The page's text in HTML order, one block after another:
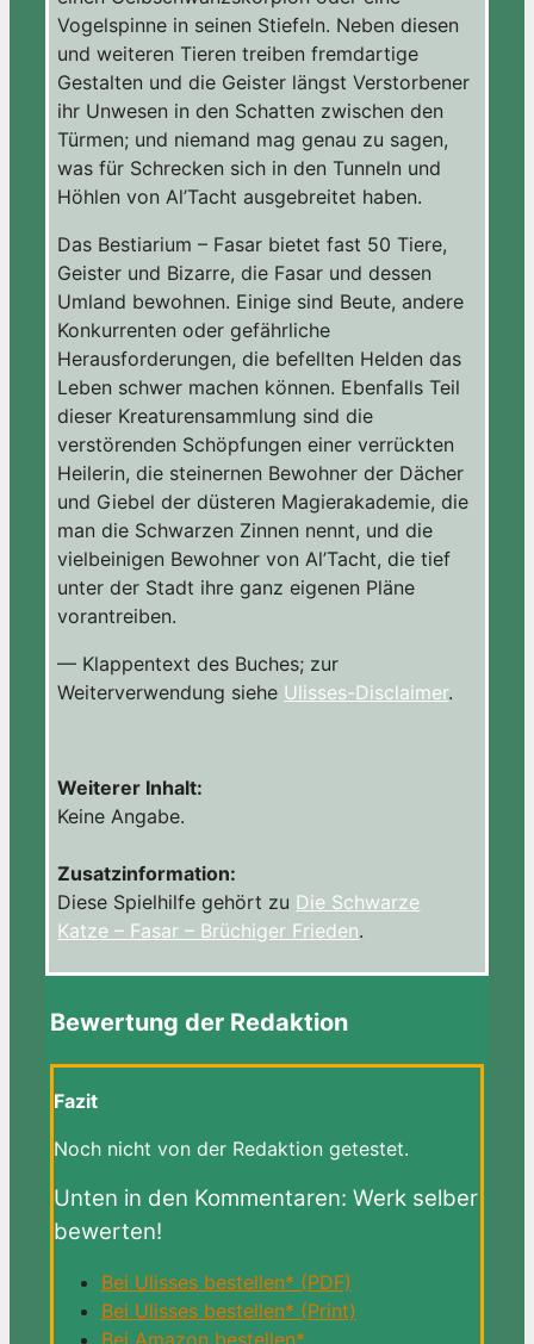
Vogelspinne in seinen Stiefeln. Neben diesen
und weiteren Tieren treiben fremdartige
Gestalten und die Geister längst Verstorbener
ihr Unwesen in den Schatten zwischen den
Türmen; und niemand mag genau zu sagen,
was für Schrecken sich in den Tunneln und
Höhlen von Al’Tacht ausgebreitet haben.
Das Bestiarium – Fasar bietet fast 50 Tiere,
Geister und Bizarre, die Fasar und dessen
Umland bewohnen. Einige sind Beute, andere
Konkurrenten oder gefährliche
Herausforderungen, die befellten Helden das
Leben schwer machen können. Ebenfalls Teil
dieser Kreaturensammlung sind die
verstörenden Schöpfungen einer verrückten
Heilerin, die steinernen Bewohner der Dächer
und Giebel der düsteren Magierakademie, die
man die Schwarzen Zinnen nennt, und die
vielbeinigen Bewohner von Al’Tacht, die tief
unter der Stadt ihre ganz eigenen Pläne
vorantreiben.
— Klappentext des Buches; zur
Weiterverwendung siehe Ulisses-Disclaimer.
Weiterer Inhalt:
Keine Angabe.
Zusatzinformation:
Diese Spielhilfe gehört zu Die Schwarze
Katze – Fasar – Brüchiger Frieden.
Bewertung der Redaktion
Fazit
Noch nicht von der Redaktion getestet.
Unten in den Kommentaren: Werk selber
bewerten!
Bei Ulisses bestellen* (PDF)
Bei Ulisses bestellen* (Print)
Bei Amazon bestellen*